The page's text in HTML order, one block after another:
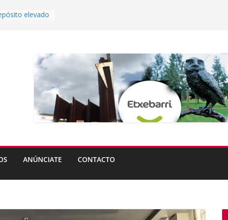
elevado
del lunes
de Ugao-
nuevo
ANÚNCIATE CONTACTO